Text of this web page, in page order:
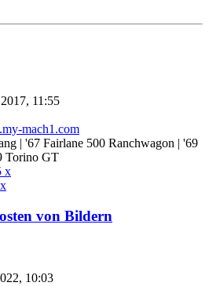
11:55
mach1.com
| '67 Fairlane 500 Ranchwagon | '69
Torino GT
x
von Bildern
10:03